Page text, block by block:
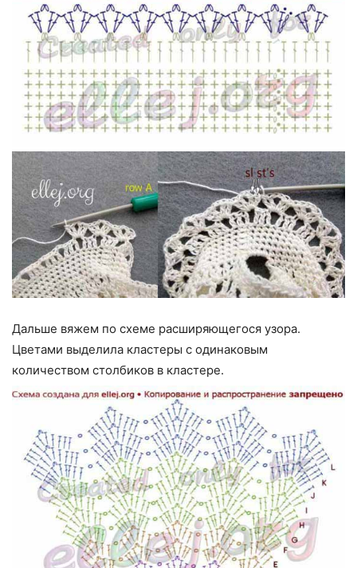
Дальше вяжем по схеме расширяющегося узора.
Цветами выделила кластеры с одинаковым
количеством столбиков в кластере.